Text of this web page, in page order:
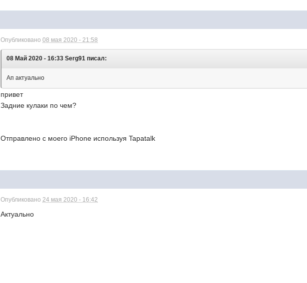
Опубликовано08 мая 2020 - 21:58
08 Май 2020 - 16:33 Serg91 писал:
Ап актуально
привет
Задние кулаки по чем?
Отправлено с моего iPhone используя Tapatalk
Опубликовано24 мая 2020 - 16:42
Актуально